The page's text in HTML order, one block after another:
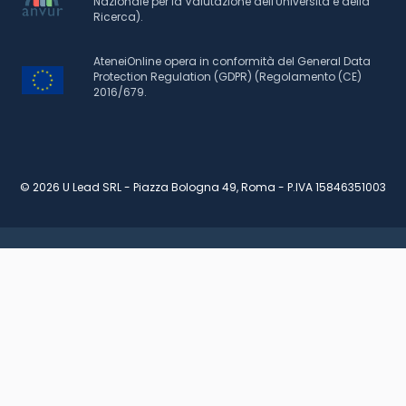
Ricerca).
AteneiOnline opera in conformità del General Data
Protection Regulation (GDPR) (Regolamento (CE)
2016/679.
© 2026 U Lead SRL - Piazza Bologna 49, Roma - P.IVA 15846351003